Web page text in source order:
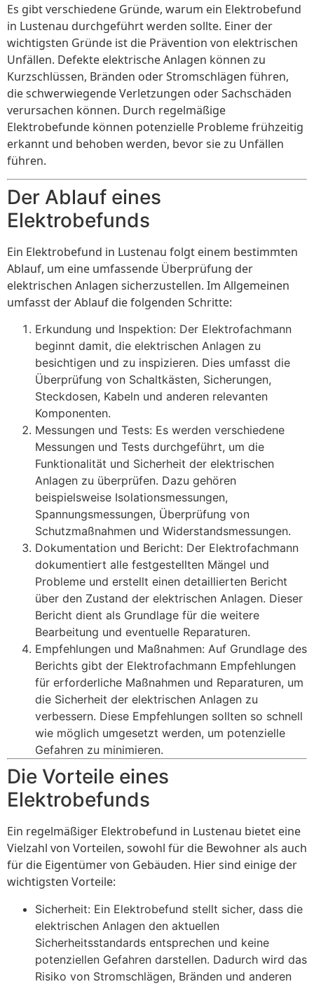
Es gibt verschiedene Gründe, warum ein Elektrobefund
in Lustenau durchgeführt werden sollte. Einer der
wichtigsten Gründe ist die Prävention von elektrischen
Unfällen. Defekte elektrische Anlagen können zu
Kurzschlüssen, Bränden oder Stromschlägen führen,
die schwerwiegende Verletzungen oder Sachschäden
verursachen können. Durch regelmäßige
Elektrobefunde können potenzielle Probleme frühzeitig
erkannt und behoben werden, bevor sie zu Unfällen
führen.
Der Ablauf eines
Elektrobefunds
Ein Elektrobefund in Lustenau folgt einem bestimmten
Ablauf, um eine umfassende Überprüfung der
elektrischen Anlagen sicherzustellen. Im Allgemeinen
umfasst der Ablauf die folgenden Schritte:
Erkundung und Inspektion: Der Elektrofachmann
beginnt damit, die elektrischen Anlagen zu
besichtigen und zu inspizieren. Dies umfasst die
Überprüfung von Schaltkästen, Sicherungen,
Steckdosen, Kabeln und anderen relevanten
Komponenten.
Messungen und Tests: Es werden verschiedene
Messungen und Tests durchgeführt, um die
Funktionalität und Sicherheit der elektrischen
Anlagen zu überprüfen. Dazu gehören
beispielsweise Isolationsmessungen,
Spannungsmessungen, Überprüfung von
Schutzmaßnahmen und Widerstandsmessungen.
Dokumentation und Bericht: Der Elektrofachmann
dokumentiert alle festgestellten Mängel und
Probleme und erstellt einen detaillierten Bericht
über den Zustand der elektrischen Anlagen. Dieser
Bericht dient als Grundlage für die weitere
Bearbeitung und eventuelle Reparaturen.
Empfehlungen und Maßnahmen: Auf Grundlage des
Berichts gibt der Elektrofachmann Empfehlungen
für erforderliche Maßnahmen und Reparaturen, um
die Sicherheit der elektrischen Anlagen zu
verbessern. Diese Empfehlungen sollten so schnell
wie möglich umgesetzt werden, um potenzielle
Gefahren zu minimieren.
Die Vorteile eines
Elektrobefunds
Ein regelmäßiger Elektrobefund in Lustenau bietet eine
Vielzahl von Vorteilen, sowohl für die Bewohner als auch
für die Eigentümer von Gebäuden. Hier sind einige der
wichtigsten Vorteile:
Sicherheit: Ein Elektrobefund stellt sicher, dass die
elektrischen Anlagen den aktuellen
Sicherheitsstandards entsprechen und keine
potenziellen Gefahren darstellen. Dadurch wird das
Risiko von Stromschlägen, Bränden und anderen